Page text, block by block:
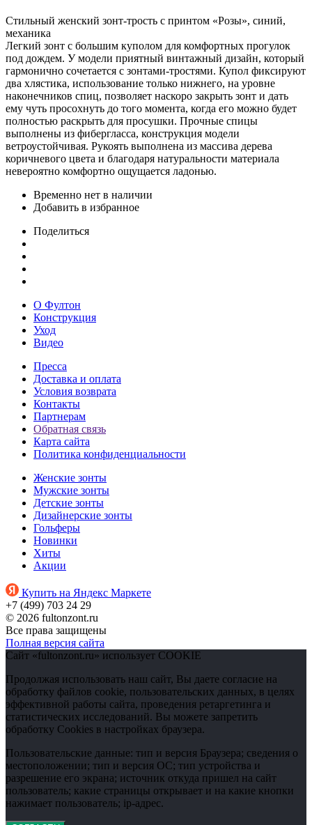
Стильный женский зонт-трость с принтом «Розы», синий,
механика
Легкий зонт с большим куполом для комфортных прогулок
под дождем. У модели приятный винтажный дизайн, который
гармонично сочетается с зонтами-тростями. Купол фиксируют
два хлястика, использование только нижнего, на уровне
наконечников спиц, позволяет наскоро закрыть зонт и дать
ему чуть просохнуть до того момента, когда его можно будет
полностью раскрыть для просушки. Прочные спицы
выполнены из фибергласса, конструкция модели
ветроустойчивая. Рукоять выполнена из массива дерева
коричневого цвета и благодаря натуральности материала
невероятно комфортно ощущается ладонью.
Временно нет в наличии
Добавить в избранное
Поделиться
О Фултон
Конструкция
Уход
Видео
Пресса
Доставка и оплата
Условия возврата
Контакты
Партнерам
Обратная связь
Карта сайта
Политика конфиденциальности
Женские зонты
Мужские зонты
Детские зонты
Дизайнерские зонты
Гольферы
Новинки
Хиты
Акции
Купить на Яндекс Маркете
+7 (499) 703 24 29
© 2026 fultonzont.ru
Все права защищены
Полная версия сайта
Сайт «fultonzont.ru» использует COOKIE
Продолжая использовать наш сайт, Вы даете согласие на
обработку файлов cookie, пользовательских данных, в целях
эффективной работы сайта, проведения ретаргетинга и
статистических исследований. Вы можете запретить
обработку Cookies в настройках браузера.
Пользовательские данные: тип и версия Браузера; сведения о
местоположении; тип и версия ОС; тип устройства и
разрешение его экрана; источник откуда пришел на сайт
пользователь; какие страницы открывает и на какие кнопки
нажимает пользователь; ip-адрес.